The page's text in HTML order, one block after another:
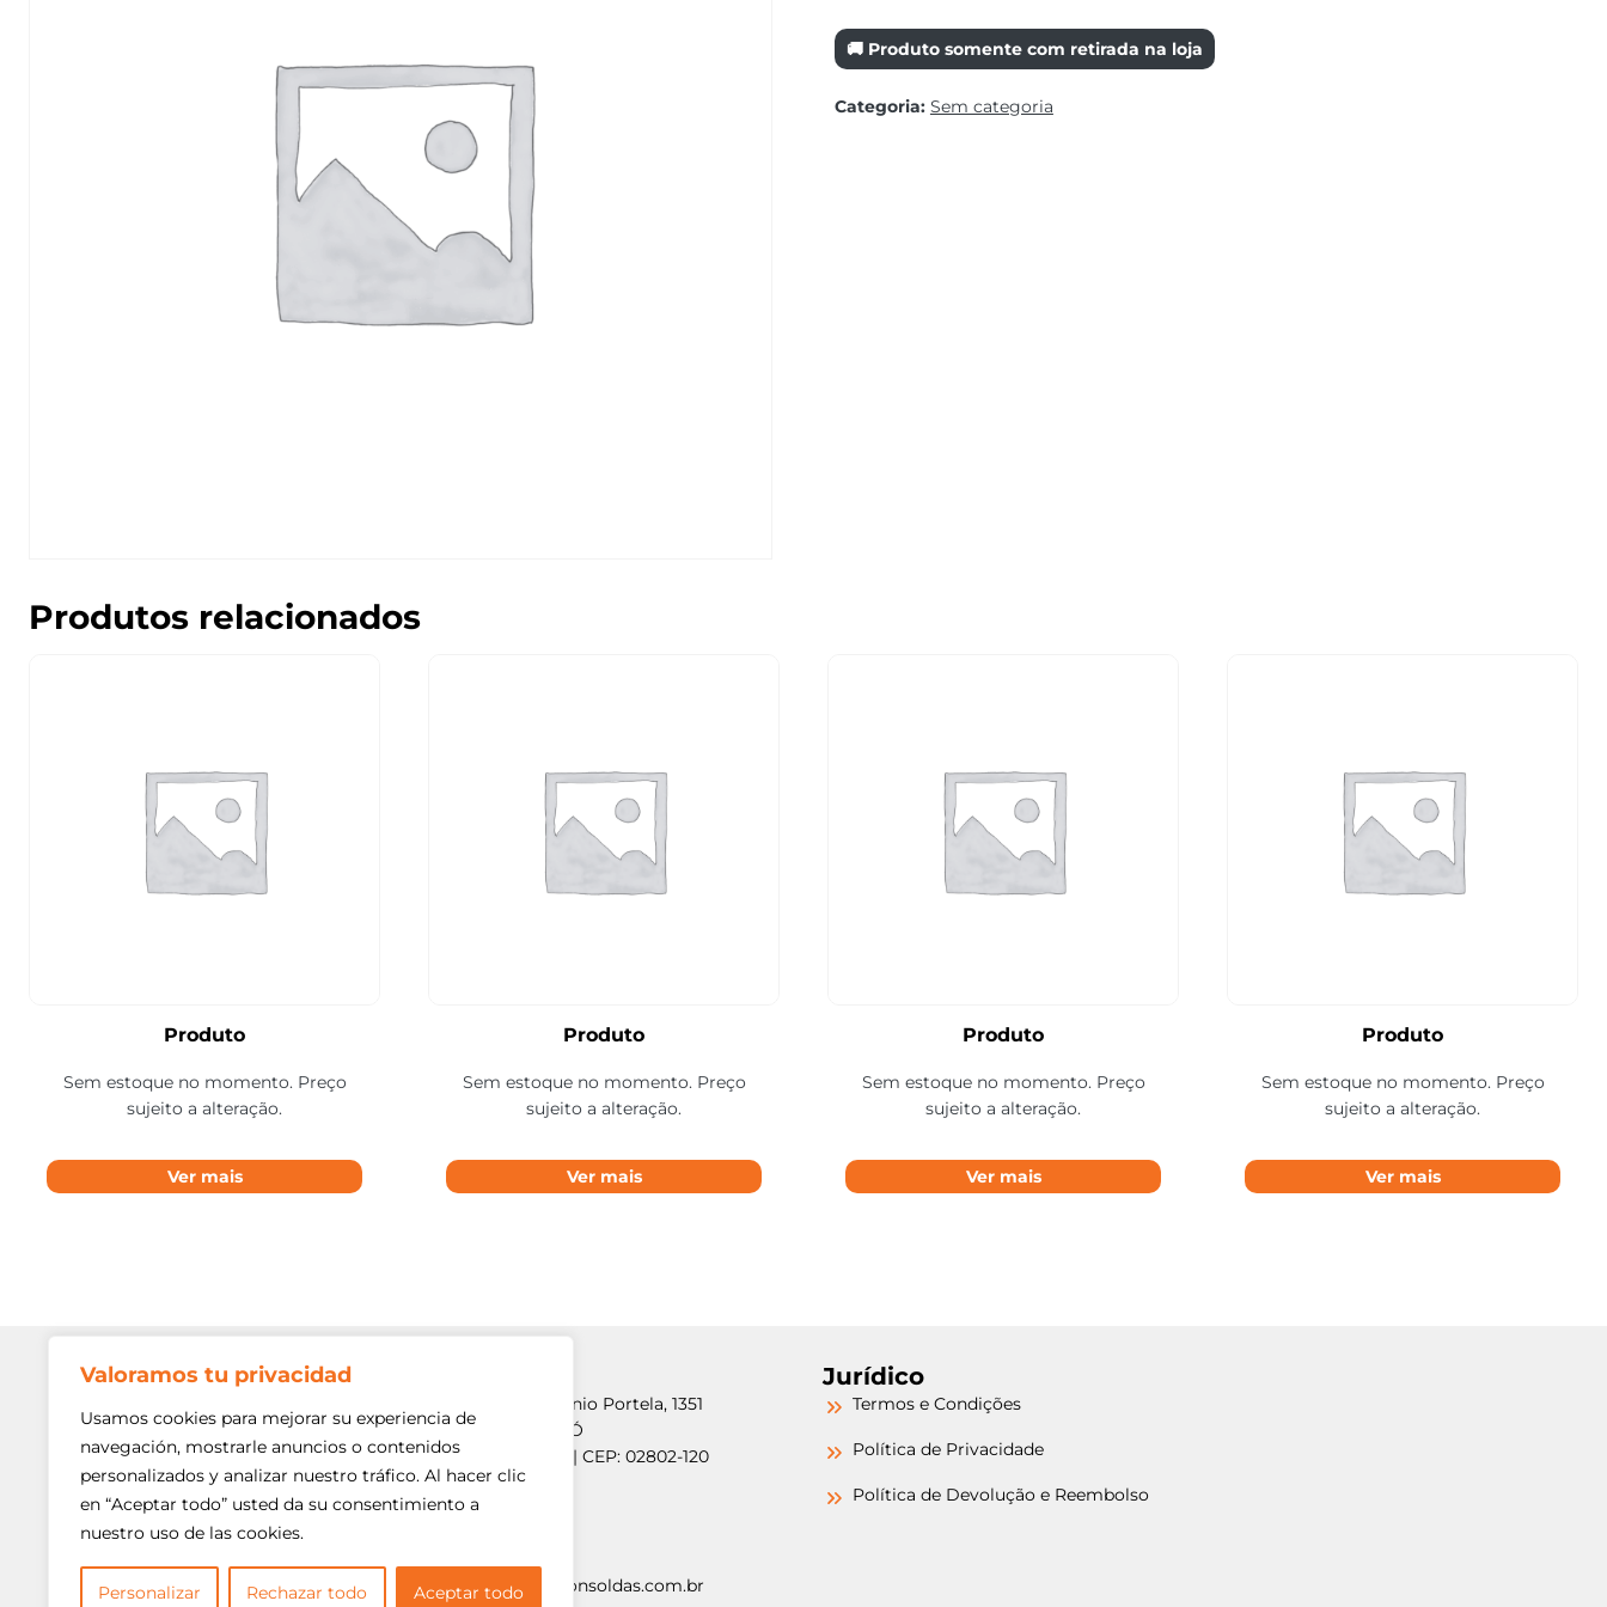
Valoramos tu privacidad
Usamos cookies para mejorar su experiencia de
navegación, mostrarle anuncios o contenidos
personalizados y analizar nuestro tráfico. Al hacer clic
en “Aceptar todo” usted da su consentimiento a
nuestro uso de las cookies.
Personalizar Rechazar todo Aceptar todo
🚚 Produto somente com retirada na loja
Categoria: Sem categoria
Produtos relacionados
Produto
Sem estoque no momento. Preço
sujeito a alteração.
Ver mais
Produto
Sem estoque no momento. Preço
sujeito a alteração.
Ver mais
Produto
Sem estoque no momento. Preço
sujeito a alteração.
Ver mais
Produto
Sem estoque no momento. Preço
sujeito a alteração.
Ver mais
Siga-nos!
Av. Min. Petrônio Portela, 1351
Freguesia do Ó
São Paulo/SP | CEP: 02802-120
contato@argonsoldas.com.br
Jurídico
Termos e Condições
Política de Privacidade
Política de Devolução e Reembolso